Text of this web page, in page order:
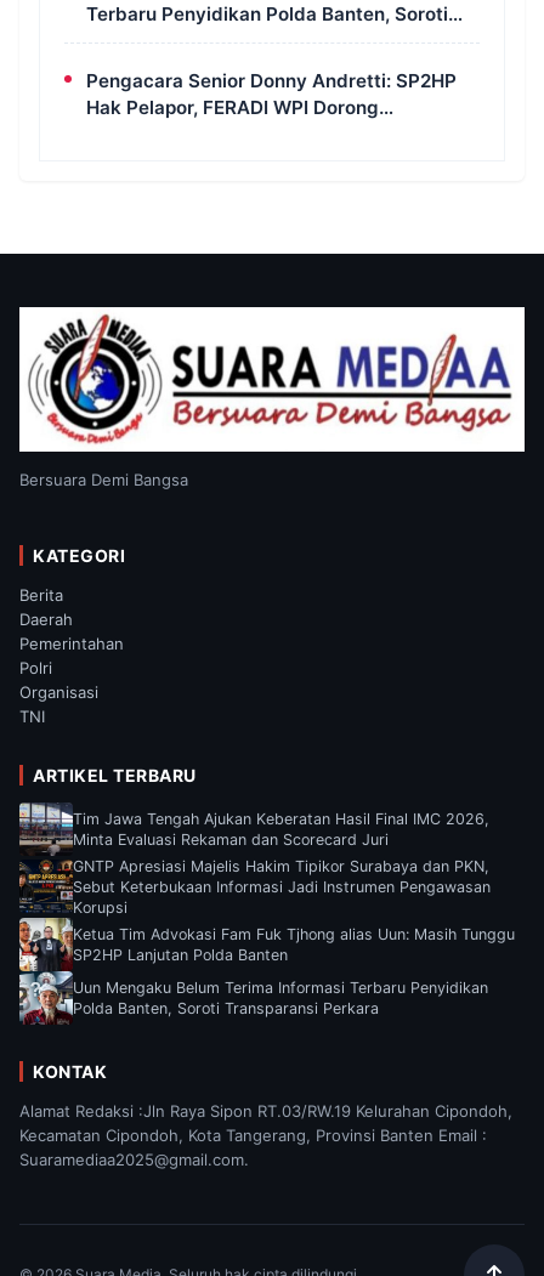
Terbaru Penyidikan Polda Banten, Soroti
Transparansi Perkara
Pengacara Senior Donny Andretti: SP2HP
Hak Pelapor, FERADI WPI Dorong
Bersuara Demi Bangsa
KATEGORI
Berita
Daerah
Pemerintahan
Polri
Organisasi
TNI
ARTIKEL TERBARU
Tim Jawa Tengah Ajukan Keberatan Hasil Final IMC 2026,
Minta Evaluasi Rekaman dan Scorecard Juri
GNTP Apresiasi Majelis Hakim Tipikor Surabaya dan PKN,
Sebut Keterbukaan Informasi Jadi Instrumen Pengawasan
Korupsi
Ketua Tim Advokasi Fam Fuk Tjhong alias Uun: Masih Tunggu
SP2HP Lanjutan Polda Banten
Uun Mengaku Belum Terima Informasi Terbaru Penyidikan
Polda Banten, Soroti Transparansi Perkara
KONTAK
Alamat Redaksi :Jln Raya Sipon RT.03/RW.19 Kelurahan Cipondoh,
Kecamatan Cipondoh, Kota Tangerang, Provinsi Banten Email :
Suaramediaa2025@gmail.com.